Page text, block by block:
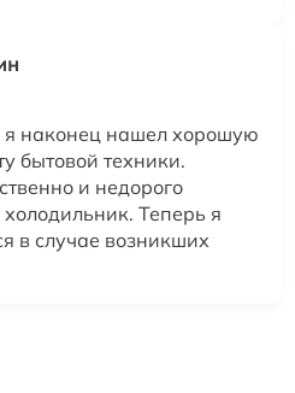
я наконец нашел хорошую
бытовой техники.
и недорого
Теперь я
в случае возникших